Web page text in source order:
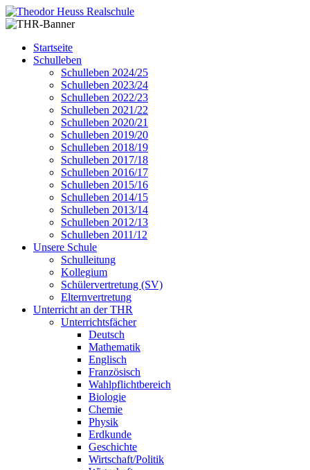
Startseite
Schulleben
Schulleben 2024/25
Schulleben 2023/24
Schulleben 2022/23
Schulleben 2021/22
Schulleben 2020/21
Schulleben 2019/20
Schulleben 2018/19
Schulleben 2017/18
Schulleben 2016/17
Schulleben 2015/16
Schulleben 2014/15
Schulleben 2013/14
Schulleben 2012/13
Schulleben 2011/12
Unsere Schule
Schulleitung
Kollegium
Schülervertretung (SV)
Elternvertretung
Unterricht an der THR
Unterrichtsfächer
Deutsch
Mathematik
Englisch
Französisch
Wahlpflichtbereich
Biologie
Chemie
Physik
Erdkunde
Geschichte
Wirtschaft/Politik